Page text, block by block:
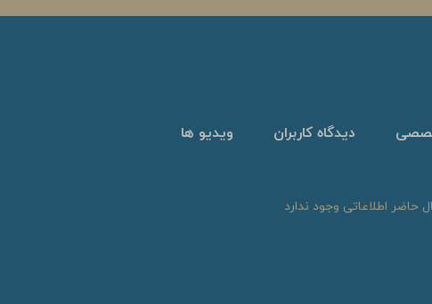
دیدگاه کاربران ویدیو ها
حاضر اطلاعاتی وجود ندارد